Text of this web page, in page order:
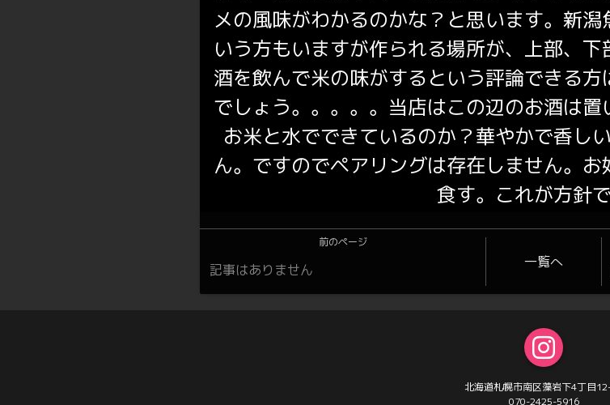
メの風味がわかるのかな？と思います。新
いう方もいますが作られる場所が、上部、
酒を飲んで米の味がするという評論できる
でしょう。。。。。当店はこの辺のお酒は
お米と水でできているのか？華やかで香し
ん。ですのでペアリングは存在しません。
食す。これが方針で
前のページ
記事はありません 一覧へ
北海道札幌市南区藻岩下4丁目
070-2425-5916